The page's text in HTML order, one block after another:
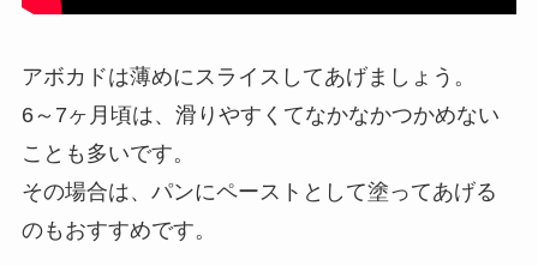
アボカドは薄めにスライスしてあげましょう。
6～7ヶ月頃は、滑りやすくてなかなかつかめない
ことも多いです。
その場合は、パンにペーストとして塗ってあげる
のもおすすめです。